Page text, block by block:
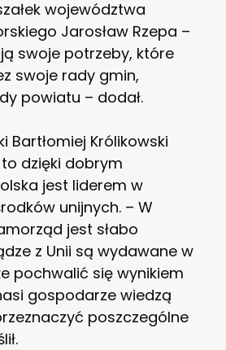
województwa
Jarosław Rzepa –
swoje potrzeby, które
swoje rady gmin,
powiatu – dodał.
Bartłomiej Królikowski
dzięki dobrym
jest liderem w
unijnych. – W
jest słabo
z Unii są wydawane w
pochwalić się wynikiem
gospodarze wiedzą
poszczególne